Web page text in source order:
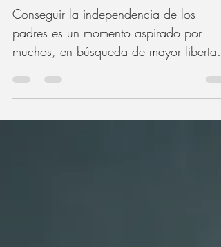
independizarse
Conseguir la independencia de los
padres es un momento aspirado por
muchos, en búsqueda de mayor libertad
del propio espacio, #jóvenes...